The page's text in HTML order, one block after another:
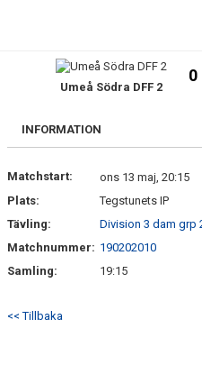
GÄSTBOK
TRUPPEN
DOKUMENT
KONTAKT
Umeå Södra DFF 2
0
INFORMATION
Matchstart:
ons 13 maj, 20:15
Plats:
Tegstunets IP
Tävling:
Division 3 dam grp
Matchnummer: 190202010
Samling:
19:15
<< Tillbaka